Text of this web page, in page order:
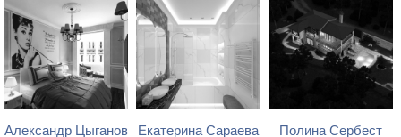
Александр Цыганов
Екатерина Сараева
Полина Сербест